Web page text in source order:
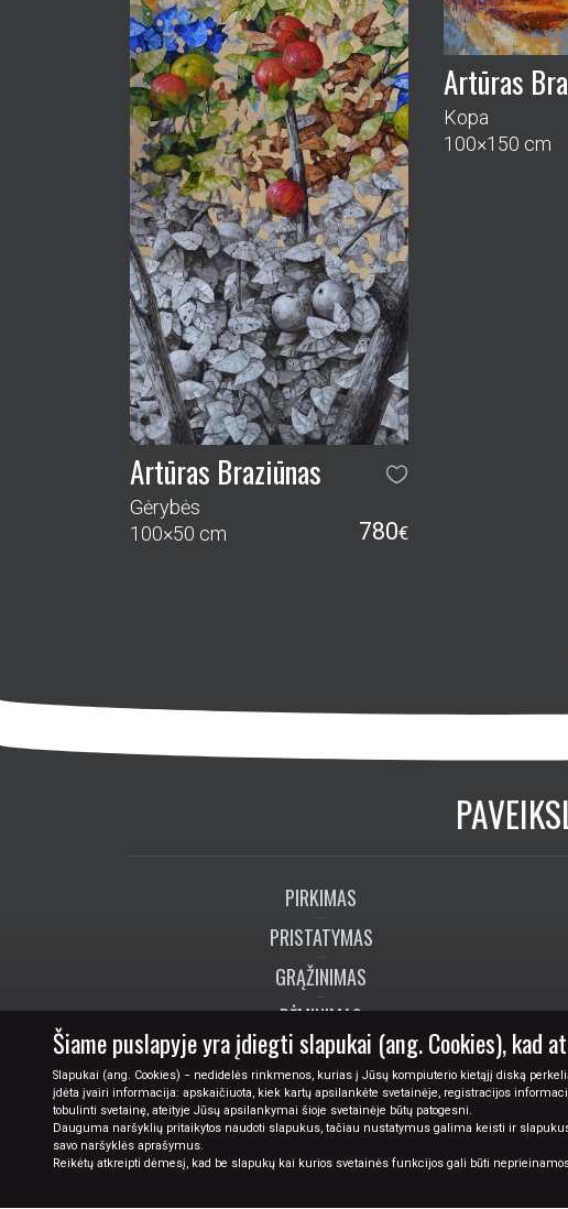
Artūras
Kopa
100×150 cm
Artūras Braziūnas
Gėrybės
100×50 cm
780€
PIRKIMAS
PRISTATYMAS
GRĄŽINIMAS
RĖMINIMAS
DOVANŲ KUPONAI
Šiame puslapyje yra įdiegti slapukai (ang. Cookies), kad
Slapukai (ang. Cookies) − nedidelės rinkmenos, kurias į Jūsų kompiuterio kietąjį diską
įdėta įvairi informacija: apskaičiuota, kiek kartų apsilankėte svetainėje, registracijos
tobulinti svetainę, ateityje Jūsų apsilankymai šioje svetainėje būtų patogesni.
Dauguma naršyklių pritaikytos naudoti slapukus, tačiau nustatymus galima keisti ir
savo naršyklės aprašymus.
Reikėtų atkreipti dėmesį, kad be slapukų kai kurios svetainės funkcijos gali būti